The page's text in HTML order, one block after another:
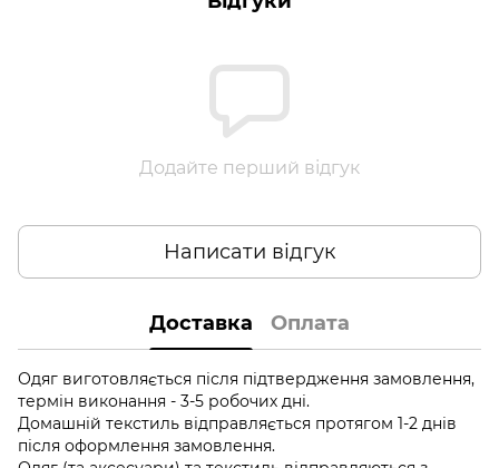
Додайте перший відгук
Написати відгук
Доставка Оплата
Одяг виготовляється після підтвердження замовлення,
термін виконання - 3-5 робочих дні.
Домашній текстиль відправляється протягом 1-2 днів
після оформлення замовлення.